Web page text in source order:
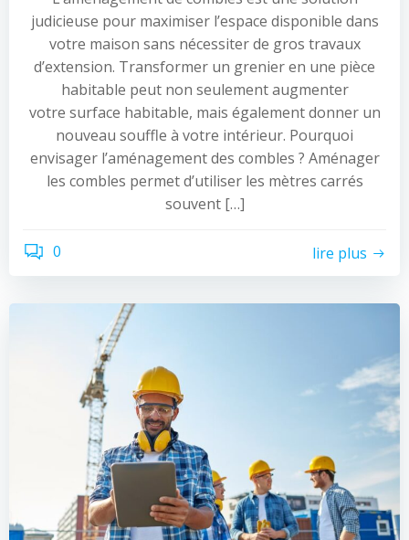
judicieuse pour maximiser l’espace disponible dans
votre maison sans nécessiter de gros travaux
d’extension. Transformer un grenier en une pièce
habitable peut non seulement augmenter
votre surface habitable, mais également donner un
nouveau souffle à votre intérieur. Pourquoi
envisager l’aménagement des combles ? Aménager
les combles permet d’utiliser les mètres carrés
souvent […]
0 lire plus